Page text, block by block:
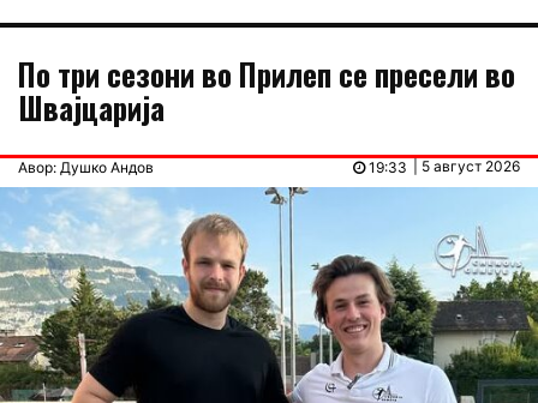
По три сезони во Прилеп се пресели во
Швајцарија
Авор: Душко Андов | 5 август 2026
19:33